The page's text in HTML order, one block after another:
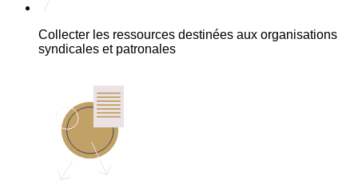
Collecter les ressources destinées aux organisations
syndicales et patronales